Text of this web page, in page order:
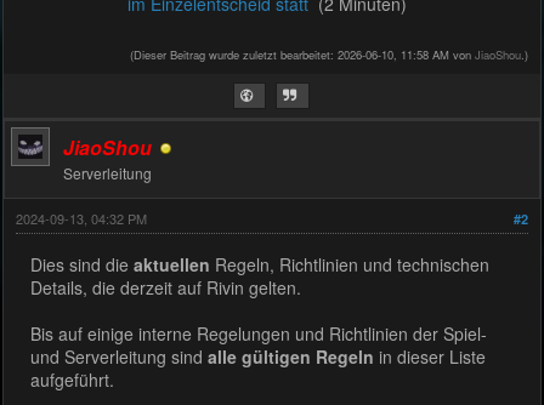
(Dieser Beitrag wurde zuletzt bearbeitet: 2026-06-10, 11:58 AM von JiaoShou.)
JiaoShou
Serverleitung
#2
2024-09-13, 04:32 PM
Dies sind dieaktuellen Regeln, Richtlinien und technischen
Details, die derzeit auf Rivin gelten.
Bis auf einige interne Regelungen und Richtlinien der Spiel-
und Serverleitung sindalle gültigen Regeln in dieser Liste
aufgeführt.